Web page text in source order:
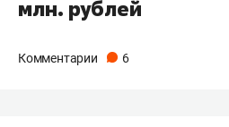
млн. рублей
Комментарии 6